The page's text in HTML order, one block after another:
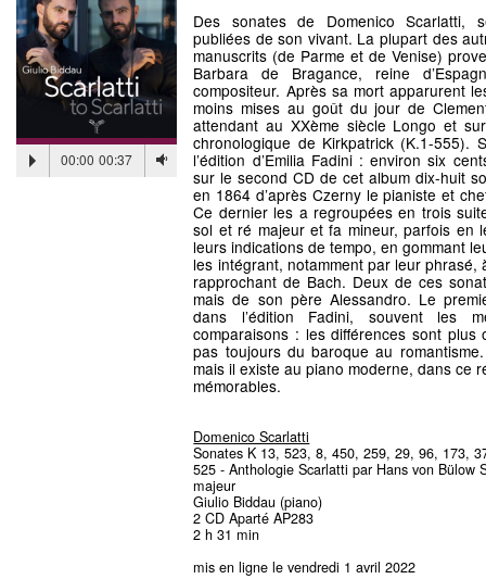
00:00 00:37
Des sonates de Domenico Scarlatti,
publiées de son vivant. La plupart des
manuscrits (de Parme et de Venise)
Barbara de Bragance, reine
compositeur. Après sa mort apparurent
moins mises au goût du jour de
attendant au XXème siècle Longo et
chronologique de Kirkpatrick (K.1-555).
l’édition d’Emilia Fadini : environ six
sur le second CD de cet album dix-huit
en 1864 d’après Czerny le pianiste et
Ce dernier les a regroupées en trois
sol et ré majeur et fa mineur, parfois en
leurs indications de tempo, en gommant
les intégrant, notamment par leur
rapprochant de Bach. Deux de ces
mais de son père Alessandro. Le
dans l’édition Fadini, souvent les
comparaisons : les différences sont
pas toujours du baroque au
mais il existe au piano moderne, dans ce
mémorables.
Domenico Scarlatti
Sonates K 13, 523, 8, 450, 259, 29, 96, 173,
525 - Anthologie Scarlatti par Hans von Bülow
majeur
Giulio Biddau (piano)
2 CD Aparté AP283
2 h 31 min
mis en ligne le vendredi 1 avril 2022